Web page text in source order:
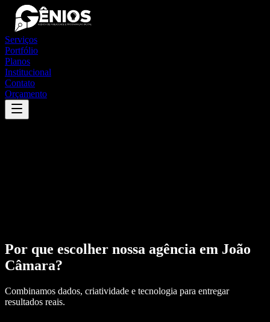
Serviços
Portfólio
Planos
Institucional
Contato
Orçamento
Por que escolher nossa agência em João
Câmara?
Combinamos dados, criatividade e tecnologia para entregar
resultados reais.